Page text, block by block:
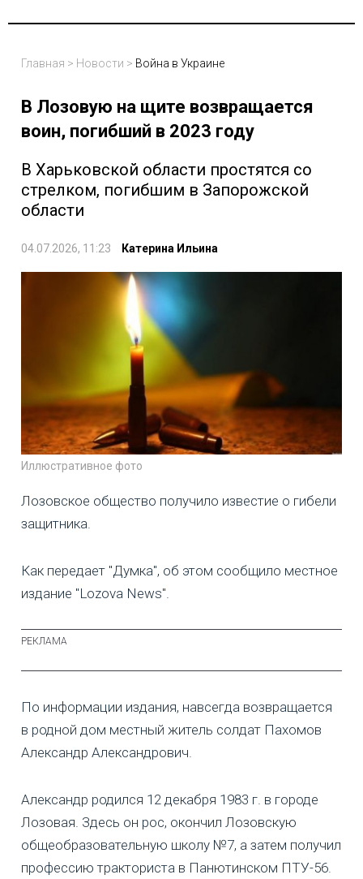
Главная > Новости > Война в Украине
В Лозовую на щите возвращается
воин, погибший в 2023 году
В Харьковской области простятся со
стрелком, погибшим в Запорожской
области
04.07.2026, 11:23 Катерина Ильина
Иллюстративное фото
Лозовское общество получило известие о гибели
защитника.
Как передает "Думка", об этом сообщило местное
издание "Lozova News".
По информации издания, навсегда возвращается
в родной дом местный житель солдат Пахомов
Александр Александрович.
Александр родился 12 декабря 1983 г. в городе
Лозовая. Здесь он рос, окончил Лозовскую
общеобразовательную школу №7, а затем получил
профессию тракториста в Панютинском ПТУ-56.